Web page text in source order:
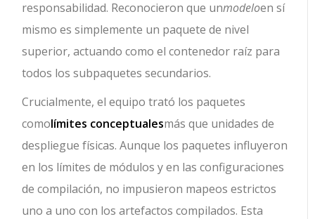
responsabilidad. Reconocieron que unmodeloen sí
mismo es simplemente un paquete de nivel
superior, actuando como el contenedor raíz para
todos los subpaquetes secundarios.
Crucialmente, el equipo trató los paquetes
comolímites conceptualesmás que unidades de
despliegue físicas. Aunque los paquetes influyeron
en los límites de módulos y en las configuraciones
de compilación, no impusieron mapeos estrictos
uno a uno con los artefactos compilados. Esta